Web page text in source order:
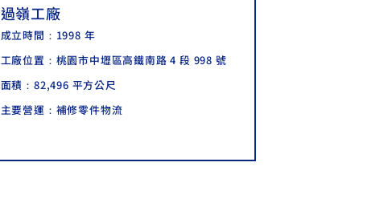
過嶺工廠
成立時間：1998 年
工廠位置： 桃園市中壢區高鐵南路 4 段 998 號
面積：82,496 平方公尺
主要營運：補修零件物流